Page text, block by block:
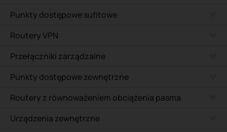
Punkty dostępowe sufitowe
Routery VPN
Przełączniki zarządzalne
Punkty dostępowe zewnętrzne
Routery z równoważeniem obciążenia pasma
Urządzenia zewnętrzne